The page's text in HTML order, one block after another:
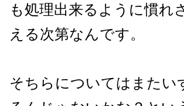
も処理出来るように慣れ
える次第なんです。
そちらについてはまたい